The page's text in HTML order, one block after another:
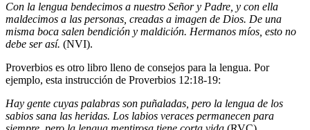
Con la lengua bendecimos a nuestro Señor y Padre, y con ella
maldecimos a las personas, creadas a imagen de Dios. De una
misma boca salen bendición y maldición. Hermanos míos, esto no
debe ser así. (NVI).
Proverbios es otro libro lleno de consejos para la lengua. Por
ejemplo, esta instrucción de Proverbios 12:18-19:
Hay gente cuyas palabras son puñaladas, pero la lengua de los
sabios sana las heridas. Los labios veraces permanecen para